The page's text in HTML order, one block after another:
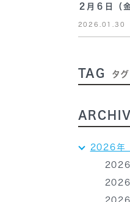
２月６日（
2026.01.30
TAG タグ
2026年